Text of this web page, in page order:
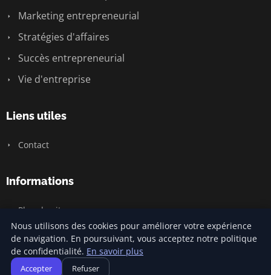
Marketing entrepreneurial
Stratégies d'affaires
Succès entrepreneurial
Vie d'entreprise
Liens utiles
Contact
Informations
Plan du site
© 2026 Jamm Saintlouis. Tous droits réservés.
Nous utilisons des cookies pour améliorer votre expérience
de navigation. En poursuivant, vous acceptez notre politique
de confidentialité. En savoir plus
Accepter Refuser